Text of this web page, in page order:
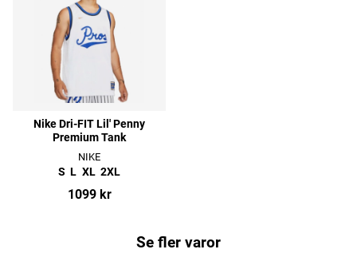
Nike Dri-FIT Lil' Penny
Premium Tank
NIKE
S L XL 2XL
1099 kr
Se fler varor